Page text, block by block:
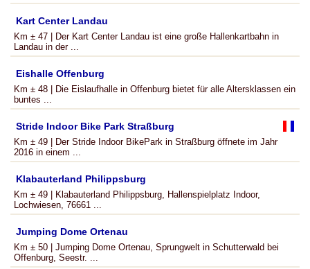
Kart Center Landau
Km ± 47 | Der Kart Center Landau ist eine große Hallenkartbahn in
Landau in der ...
Eishalle Offenburg
Km ± 48 | Die Eislaufhalle in Offenburg bietet für alle Altersklassen ein
buntes ...
Stride Indoor Bike Park Straßburg
Km ± 49 | Der Stride Indoor BikePark in Straßburg öffnete im Jahr
2016 in einem ...
Klabauterland Philippsburg
Km ± 49 | Klabauterland Philippsburg, Hallenspielplatz Indoor,
Lochwiesen, 76661 ...
Jumping Dome Ortenau
Km ± 50 | Jumping Dome Ortenau, Sprungwelt in Schutterwald bei
Offenburg, Seestr. ...